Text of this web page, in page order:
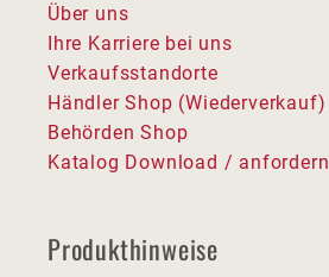
Über uns
Ihre Karriere bei uns
Verkaufsstandorte
Händler Shop (Wiederverkauf)
Behörden Shop
Katalog Download / anfordern
Produkthinweise